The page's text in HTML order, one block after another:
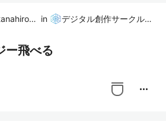
)
in デジタル創作サークルUniProject
ー飛べる
more_horiz